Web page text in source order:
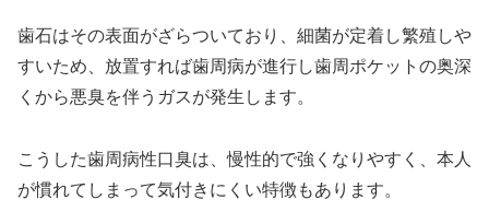
歯石はその表面がざらついており、細菌が定着し繁殖しや
すいため、放置すれば歯周病が進行し歯周ポケットの奥深
くから悪臭を伴うガスが発生します。
こうした歯周病性口臭は、慢性的で強くなりやすく、本人
が慣れてしまって気付きにくい特徴もあります。